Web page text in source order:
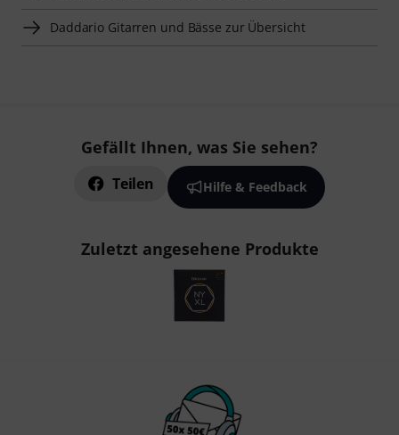
Daddario Gitarren und Bässe zur Übersicht
Gefällt Ihnen, was Sie sehen?
Teilen Hilfe & Feedback
Zuletzt angesehene Produkte